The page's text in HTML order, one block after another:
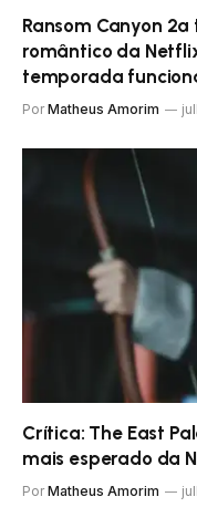
Ransom Canyon
romântico da
temporada
Por Matheus Amorim
Crítica: The East
mais esperado da
Por Matheus Amorim